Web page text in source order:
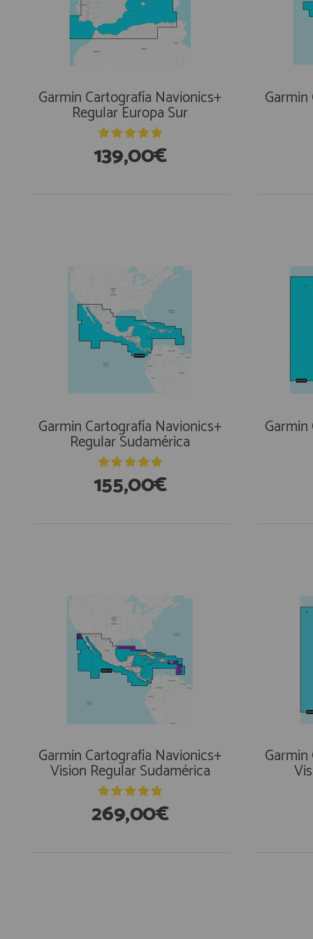
AFILIADOS
910 60 71 03
HORARIO de TIENDA:
de 10:00 a 20:00 de Lunes a Viernes
Garmin Cartografía Navionics+
Regular Europa Sur
139,00€
Garmin Cartografía Navionics+
Regular Sudamérica
155,00€
Garmin Cartografía Navionics+
Vision Regular Sudamérica
269,00€